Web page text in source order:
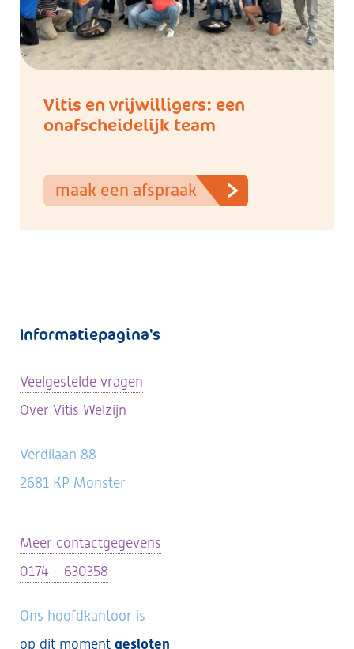
Vitis en vrijwilligers: een
onafscheidelijk team
maak een afspraak
Informatiepagina's
Veelgestelde vragen
Over Vitis Welzijn
Verdilaan 88
2681 KP Monster
Meer contactgegevens
0174 - 630358
Ons hoofdkantoor is
op dit moment gesloten